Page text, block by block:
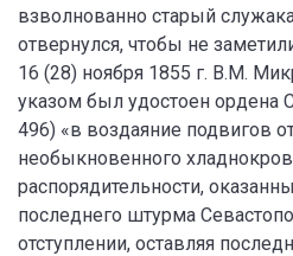
взволнованно старый
отвернулся, чтобы не
16 (28) ноября 1855 г. В.М.
указом был удостоен ордена
496) «в воздаяние подвигов
необыкновенного
распорядительности,
последнего штурма
отступлении, оставляя